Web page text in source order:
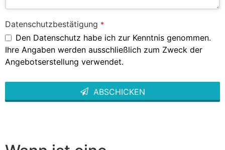
Datenschutzbestätigung *
Den Datenschutz habe ich zur Kenntnis genommen.
Ihre Angaben werden ausschließlich zum Zweck der
Angebotserstellung verwendet.
ABSCHICKEN
blank